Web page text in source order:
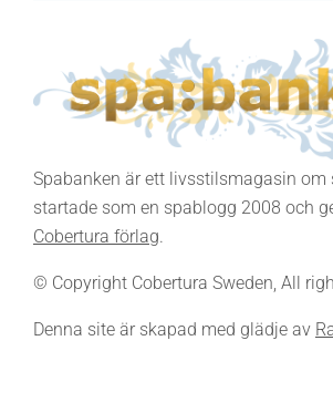
Spabanken är ett livsstilsmagasin om
startade som en spablogg 2008 och
Cobertura förlag.
© Copyright Cobertura Sweden, All
Denna site är skapad med glädje av